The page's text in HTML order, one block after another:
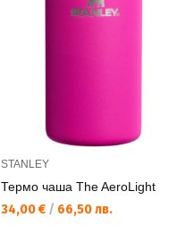
STANLEY
Термо чаша The AeroLight
Текуща цена:
34,00 € / 66,50 лв.